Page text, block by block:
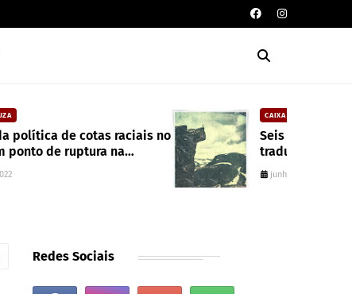
Seis poemas de Stephen Crane
traduzidos por Mayk Oliveira
Redes Sociais